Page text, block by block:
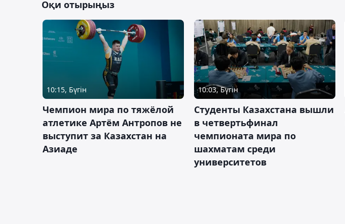
Оқи отырыңыз
10:15, Бүгін
Чемпион мира по тяжёлой
атлетике Артём Антропов не
выступит за Казахстан на
Азиаде
10:03, Бүгін
Студенты Казахстана вышли
в четвертьфинал
чемпионата мира по
шахматам среди
университетов